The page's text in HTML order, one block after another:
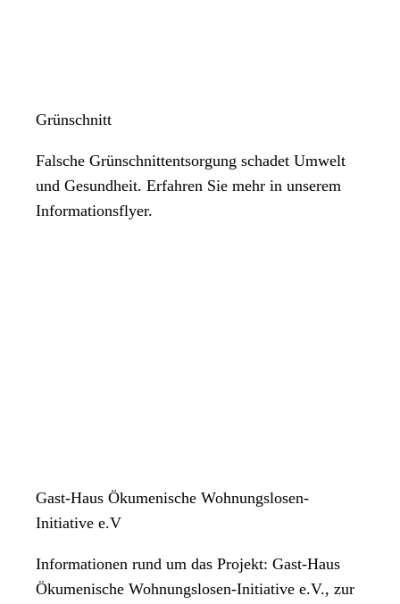
Grünschnitt
Falsche Grünschnittentsorgung schadet Umwelt
und Gesundheit. Erfahren Sie mehr in unserem
Informationsflyer.
Gast-Haus Ökumenische Wohnungslosen-
Initiative e.V
Informationen rund um das Projekt: Gast-Haus
Ökumenische Wohnungslosen-Initiative e.V., zur